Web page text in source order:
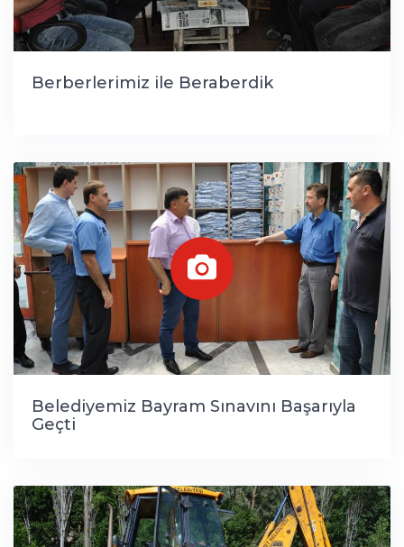
Berberlerimiz ile Beraberdik
Belediyemiz Bayram Sınavını Başarıyla
Geçti